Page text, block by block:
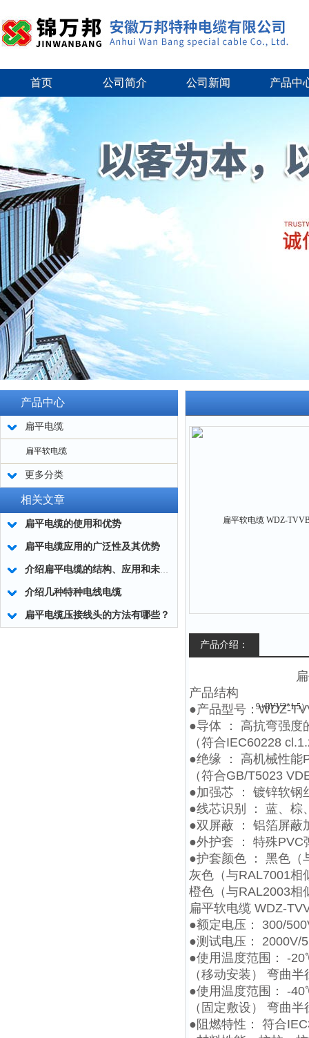
首页 公司简介 公司新闻 产品中
产品中心
扁平电缆
扁平软电缆
更多分类
相关文章
扁平电缆的使用和优势
扁平电缆应用的广泛性及其优势
介绍扁平电缆的结构、应用和未来的发展趋势
介绍几种特种电线电缆
扁平电缆压接线头的方法有哪些？
产品介绍：
扁平软电缆
产品结构
●产品型号：WDZ-
●导体 ： 高抗弯强度
（符合IEC60228
●绝缘 ： 高机械性能
（符合GB/T5023
●加强芯 ： 镀锌软钢
●线芯识别 ： 蓝、棕
●双屏蔽 ： 铝箔屏蔽
●外护套 ： 特殊PVC
●护套颜色 ： 黑色（
灰色（与RAL7001相
橙色（与RAL2003相
扁平软电缆 WDZ-
●额定电压： 300/
●测试电压： 2000V/
●使用温度范围： -
（移动安装） 弯曲
●使用温度范围： -
（固定敷设） 弯曲
●阻燃特性： 符合